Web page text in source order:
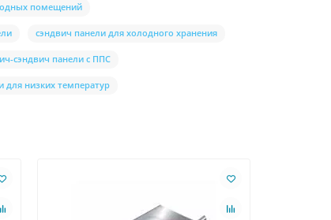
помещений
сэндвич панели для холодного хранения
сэндвич панели с ППС
для низких температур